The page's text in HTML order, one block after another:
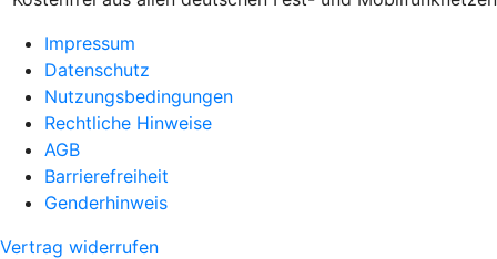
Impressum
Datenschutz
Nutzungsbedingungen
Rechtliche Hinweise
AGB
Barrierefreiheit
Genderhinweis
Vertrag widerrufen